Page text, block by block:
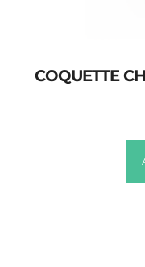
COQUETTE